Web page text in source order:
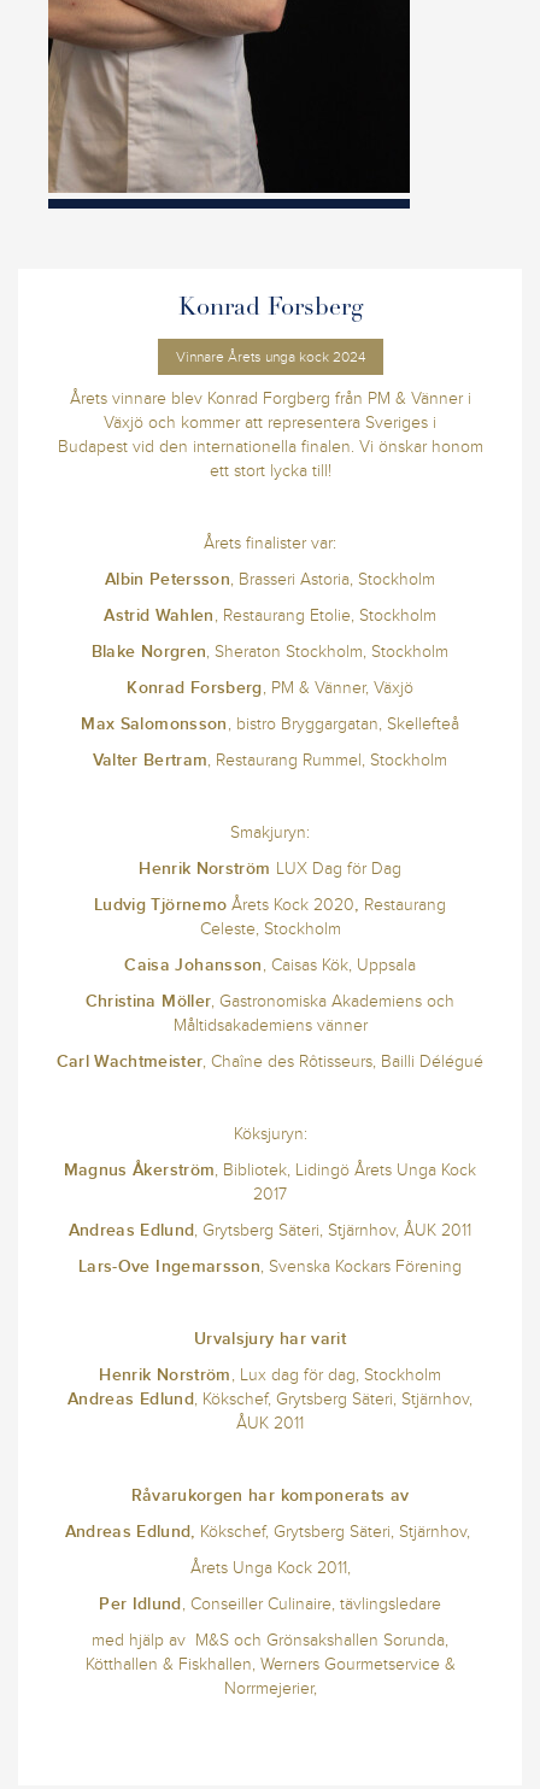
Konrad Forsberg
Vinnare Årets unga kock 2024
Årets vinnare blev Konrad Forgberg från PM & Vänner i
Växjö och kommer att representera Sveriges i
Budapest vid den internationella finalen. Vi önskar honom
ett stort lycka till!
Årets finalister var:
Albin Petersson, Brasseri Astoria, Stockholm
Astrid Wahlen, Restaurang Etolie, Stockholm
Blake Norgren, Sheraton Stockholm, Stockholm
Konrad Forsberg, PM & Vänner, Växjö
Max Salomonsson, bistro Bryggargatan, Skellefteå
Valter Bertram, Restaurang Rummel, Stockholm
Smakjuryn:
Henrik Norström LUX Dag för Dag
Ludvig Tjörnemo Årets Kock 2020, Restaurang
Celeste, Stockholm
Caisa Johansson, Caisas Kök, Uppsala
Christina Möller, Gastronomiska Akademiens och
Måltidsakademiens vänner
Carl Wachtmeister, Chaîne des Rôtisseurs, Bailli Délégué
Köksjuryn:
Magnus Åkerström, Bibliotek, Lidingö Årets Unga Kock
2017
Andreas Edlund, Grytsberg Säteri, Stjärnhov, ÅUK 2011
Lars-Ove Ingemarsson, Svenska Kockars Förening
Urvalsjury har varit
Henrik Norström, Lux dag för dag, Stockholm
Andreas Edlund, Kökschef, Grytsberg Säteri, Stjärnhov,
ÅUK 2011
Råvarukorgen har komponerats av
Andreas Edlund, Kökschef, Grytsberg Säteri, Stjärnhov,
Årets Unga Kock 2011,
Per Idlund, Conseiller Culinaire, tävlingsledare
med hjälp av M&S och Grönsakshallen Sorunda,
Kötthallen & Fiskhallen, Werners Gourmetservice &
Norrmejerier,